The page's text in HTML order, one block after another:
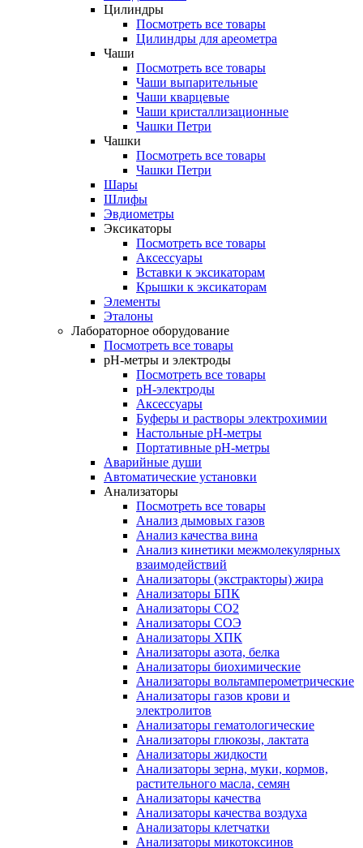
Цилиндры
Посмотреть все товары
Цилиндры для ареометра
Чаши
Посмотреть все товары
Чаши выпарительные
Чаши кварцевые
Чаши кристаллизационные
Чашки Петри
Чашки
Посмотреть все товары
Чашки Петри
Шары
Шлифы
Эвдиометры
Эксикаторы
Посмотреть все товары
Аксессуары
Вставки к эксикаторам
Крышки к эксикаторам
Элементы
Эталоны
Лабораторное оборудование
Посмотреть все товары
pH-метры и электроды
Посмотреть все товары
pH-электроды
Аксессуары
Буферы и растворы электрохимии
Настольные рН-метры
Портативные рН-метры
Аварийные души
Автоматические установки
Анализаторы
Посмотреть все товары
Анализ дымовых газов
Анализ качества вина
Анализ кинетики межмолекулярных
взаимодействий
Анализаторы (экстракторы) жира
Анализаторы БПК
Анализаторы СО2
Анализаторы СОЭ
Анализаторы ХПК
Анализаторы азота, белка
Анализаторы биохимические
Анализаторы вольтамперометрические
Анализаторы газов крови и
электролитов
Анализаторы гематологические
Анализаторы глюкозы, лактата
Анализаторы жидкости
Анализаторы зерна, муки, кормов,
растительного масла, семян
Анализаторы качества
Анализаторы качества воздуха
Анализаторы клетчатки
Анализаторы микотоксинов